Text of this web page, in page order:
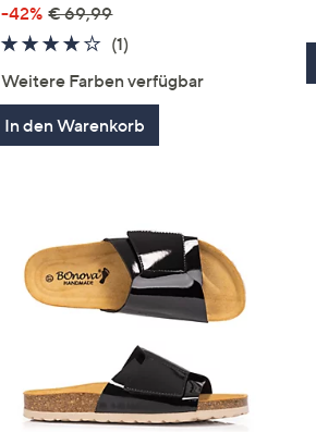
-42% € 69,99
4.0
5
(1)
Weitere Farben verfügbar
In den Warenkorb